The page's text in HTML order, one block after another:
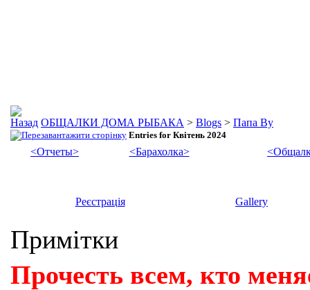
ОБЩАЛКИ ДОМА РЫБАКА > Blogs > Папа Ву
Entries for Квітень 2024
<Отчеты> <Барахолка>
Реєстрація Gallery
Примітки
Прочесть всем, кто